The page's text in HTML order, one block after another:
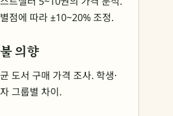
점에 따라 ±10~20% 조정.
의향
도서 구매 가격 조사. 학생·
그룹별 차이.